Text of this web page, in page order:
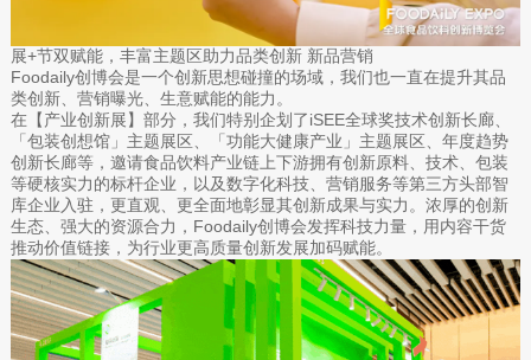
展+节双赋能，丰富主题区助力品类创新 新品营销
Foodaily创博会是一个创新思想碰撞的场域，我们也一直在提升其品
类创新、营销曝光、生意赋能的能力。
在【产业创新展】部分，我们特别企划了iSEE全球奖技术创新长廊、
「包装创想馆」主题展区、「功能大健康产业」主题展区、年度趋势
创新长廊等，邀请食品饮料产业链上下游拥有创新原料、技术、包装
等硬核实力的标杆企业，以及数字化科技、营销服务等第三方头部智
库企业入驻，更直观、更全面地彰显其创新成果与实力。浓厚的创新
生态、强大的资源合力，Foodaily创博会发挥科技力量，用内容干货
推动价值链接，为行业更高质量创新发展加码赋能。